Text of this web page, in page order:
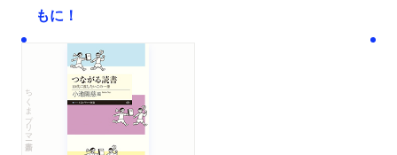
もに！
ちくまプリマー新書